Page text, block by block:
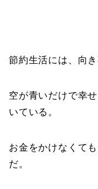
節約生活には、向
空が青いだけで幸
いている。
お金をかけなくて
だ。